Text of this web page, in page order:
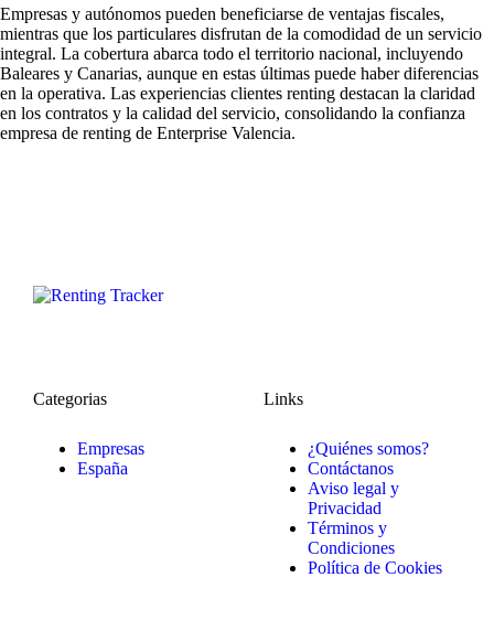
Empresas y autónomos pueden beneficiarse de ventajas fiscales,
mientras que los particulares disfrutan de la comodidad de un servicio
integral. La cobertura abarca todo el territorio nacional, incluyendo
Baleares y Canarias, aunque en estas últimas puede haber diferencias
en la operativa. Las experiencias clientes renting destacan la claridad
en los contratos y la calidad del servicio, consolidando la confianza
empresa de renting de Enterprise Valencia.
Categorias
Empresas
España
Links
¿Quiénes somos?
Contáctanos
Aviso legal y
Privacidad
Términos y
Condiciones
Política de Cookies